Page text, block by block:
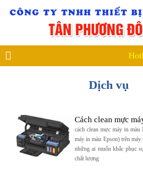
Dịch vụ
Cách clean mực
cách clean mực máy in màu
máy in màu Epson) trên
những ai muốn khắc phục
chất lượng